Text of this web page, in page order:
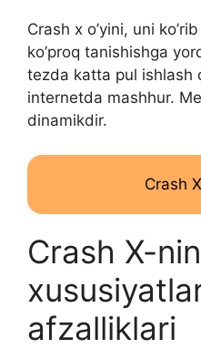
Crash x o’yini, uni
ko’proq tanishishga
tezda katta pul ishlash
internetda mashhur.
dinamikdir.
Crash
Crash X-
afzalliklari